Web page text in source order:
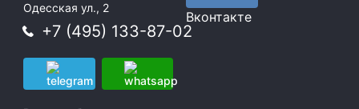
Одесская ул., 2
+7 (495) 133-87-02
Вконтакте